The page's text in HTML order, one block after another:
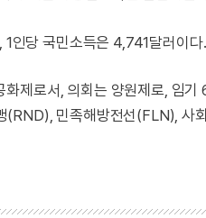
인당 국민소득은 4,741달러이다.
화제로서, 의회는 양원제로, 임
(RND), 민족해방전선(FLN),